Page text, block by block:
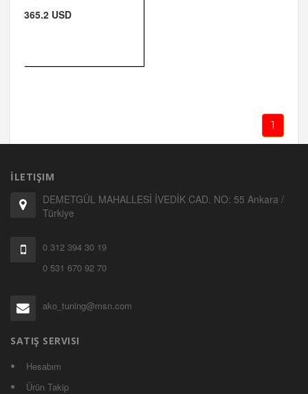
365.2 USD
1
İLETIŞIM
DEMETGÜL MAHALLESİ İVEDİK CAD. NO: 55 Ankara /
Türkiye
0 312 394 30 19
0 531 670 92 70
ako_tuning@msn.com
SATIŞ SERVISI
Hesabım
Ürün Takip